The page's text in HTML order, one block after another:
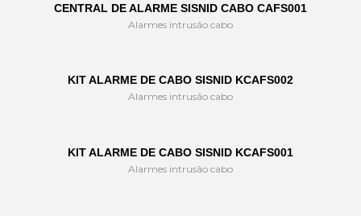
CENTRAL DE ALARME SISNID CABO CAFS001
Alarmes intrusão cabo
KIT ALARME DE CABO SISNID KCAFS002
Alarmes intrusão cabo
KIT ALARME DE CABO SISNID KCAFS001
Alarmes intrusão cabo